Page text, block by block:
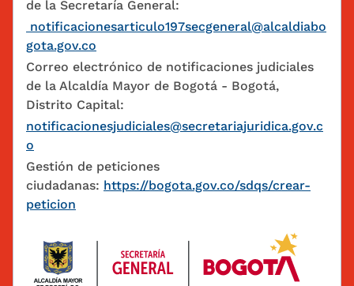
de la Secretaría General:
notificacionesarticulo197secgeneral@alcaldiabo
gota.gov.co
Correo electrónico de notificaciones judiciales
de la Alcaldía Mayor de Bogotá - Bogotá,
Distrito Capital:
notificacionesjudiciales@secretariajuridica.gov.c
o
Gestión de peticiones
ciudadanas: https://bogota.gov.co/sdqs/crear-
peticion